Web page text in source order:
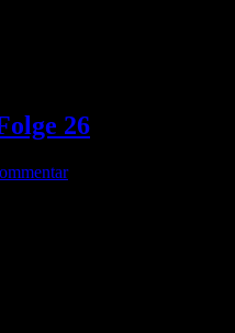
26